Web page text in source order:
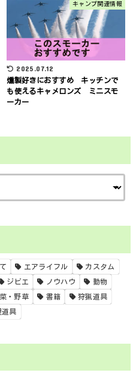
キャンプ関連情報
2025.07.12
燻製好きにおすすめ キッチンで
も使えるキャメロンズ ミニスモ
ーカー
エアライフル カスタム
ジビエ ノウハウ 動物
・野草 書籍 狩猟道具
道具